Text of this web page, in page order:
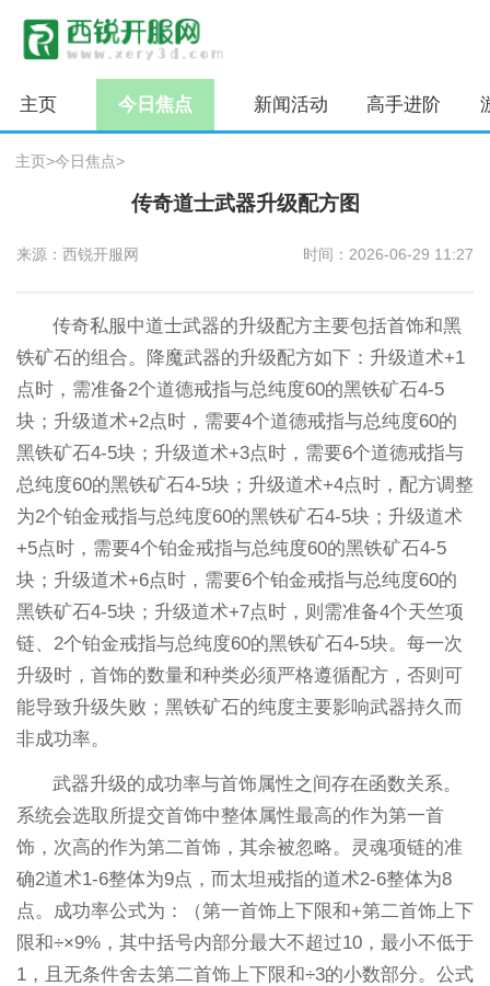
主页 今日焦点 新闻活动 高手进阶
主页>今日焦点>
传奇道士武器升级配方图
来源：西锐开服网 时间：2026-06-29 11:27
传奇私服中道士武器的升级配方主要包括首饰和黑
铁矿石的组合。降魔武器的升级配方如下：升级道术+1
点时，需准备2个道德戒指与总纯度60的黑铁矿石4-5
块；升级道术+2点时，需要4个道德戒指与总纯度60的
黑铁矿石4-5块；升级道术+3点时，需要6个道德戒指与
总纯度60的黑铁矿石4-5块；升级道术+4点时，配方调整
为2个铂金戒指与总纯度60的黑铁矿石4-5块；升级道术
+5点时，需要4个铂金戒指与总纯度60的黑铁矿石4-5
块；升级道术+6点时，需要6个铂金戒指与总纯度60的
黑铁矿石4-5块；升级道术+7点时，则需准备4个天竺项
链、2个铂金戒指与总纯度60的黑铁矿石4-5块。每一次
升级时，首饰的数量和种类必须严格遵循配方，否则可
能导致升级失败；黑铁矿石的纯度主要影响武器持久而
非成功率。
武器升级的成功率与首饰属性之间存在函数关系。
系统会选取所提交首饰中整体属性最高的作为第一首
饰，次高的作为第二首饰，其余被忽略。灵魂项链的准
确2道术1-6整体为9点，而太坦戒指的道术2-6整体为8
点。成功率公式为：（第一首饰上下限和+第二首饰上下
限和÷×9%，其中括号内部分最大不超过10，最小不低于
1，且无条件舍去第二首饰上下限和÷3的小数部分。公式